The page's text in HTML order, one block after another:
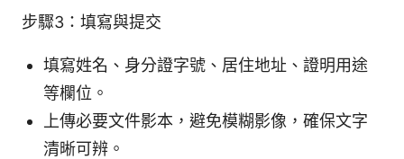
步驟3：填寫與提交
填寫姓名、身分證字號、居住地址、證明用途
等欄位。
上傳必要文件影本，避免模糊影像，確保文字
清晰可辨。